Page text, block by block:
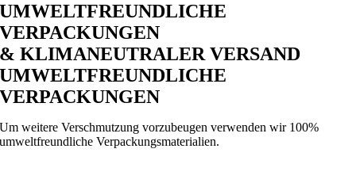
UMWELTFREUNDLICHE
VERPACKUNGEN
& KLIMANEUTRALER VERSAND
UMWELTFREUNDLICHE
VERPACKUNGEN
Um weitere Verschmutzung vorzubeugen verwenden wir 100%
umweltfreundliche Verpackungsmaterialien.